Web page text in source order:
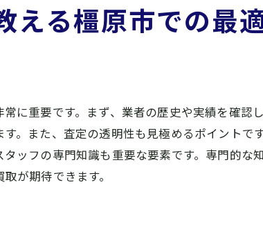
待できる業者の選び方
実している業者のメリット
した上での売却が重要
に防ぐための対策
える橿原市での最
に重要です。まず、業者の歴史や実績を確認
。また、査定の透明性も見極めるポイントで
ッフの専門知識も重要な要素です。専門的な
が期待できます。